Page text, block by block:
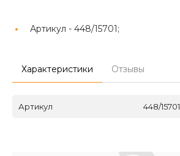
Артикул - 448/15701;
Характеристики Отзывы
Артикул 448/15701